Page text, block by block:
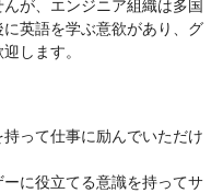
が、エンジニア組織は多国
英語を学ぶ意欲があり、グ
します。
って仕事に励んでいただけ
に役立てる意識を持ってサ